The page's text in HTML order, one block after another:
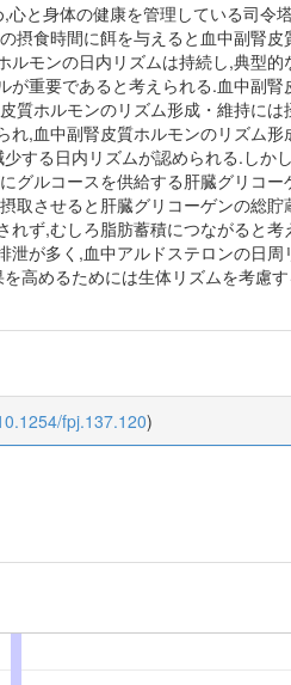
と身体の健康を管理している司令
摂食時間に餌を与えると血中副腎
モンの日内リズムは持続し,典型
重要であると考えられる.血中副
質ホルモンのリズム形成・維持に
,血中副腎皮質ホルモンのリズム
する日内リズムが認められる.しか
グルコースを供給する肝臓グリコ
取させると肝臓グリコーゲンの総
ず,むしろ脂肪蓄積につながると
が多く,血中アルドステロンの日
高めるためには生体リズムを考慮
fpj.137.120)